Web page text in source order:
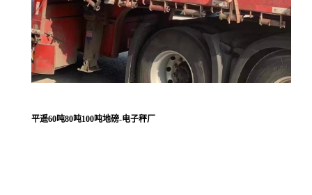
平遥60吨80吨100吨地磅-电子秤厂